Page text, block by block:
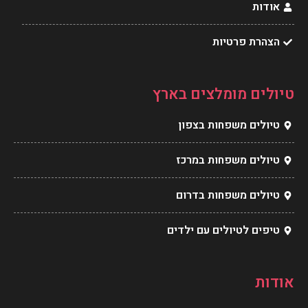
אודות
הצהרת פרטיות
טיולים מומלצים בארץ
טיולים משפחות בצפון
טיולים משפחות במרכז
טיולים משפחות בדרום
טיפים לטיולים עם ילדים
אודות